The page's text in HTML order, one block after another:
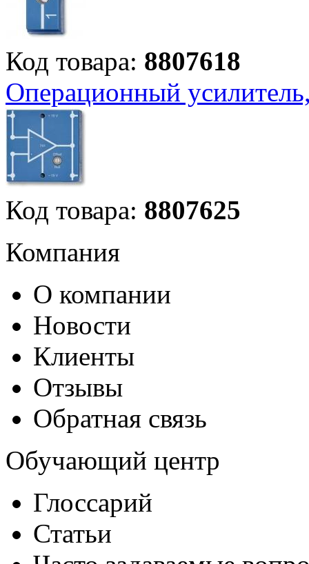
Код товара: 8807618
Операционный
Код товара: 8807625
Компания
О компании
Новости
Клиенты
Отзывы
Обратная связь
Обучающий центр
Глоссарий
Статьи